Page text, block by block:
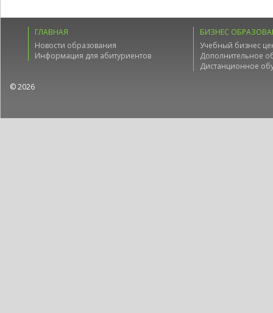
ГЛАВНАЯ
Новости образования
Информация для абитуриентов
БИЗНЕС
Учебный бизнес
Дополнительное
Дистанционное
© 2026